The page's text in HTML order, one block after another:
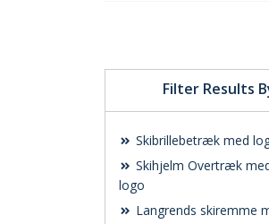
Filter Results
Skibrillebetræk med
Skihjelm Overtræk
logo
Langrends skiremme